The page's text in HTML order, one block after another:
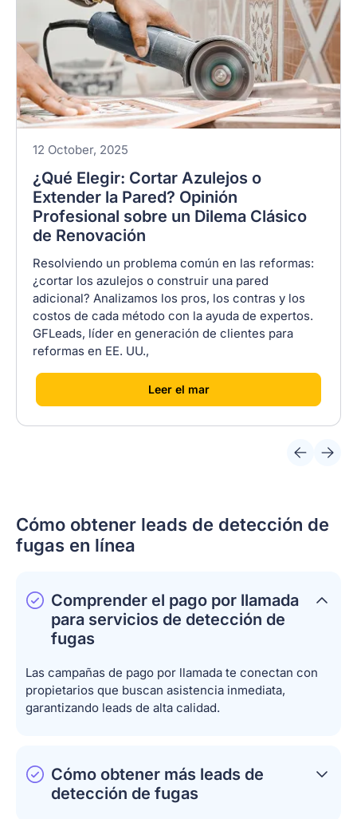
12 October, 2025
¿Qué Elegir: Cortar Azulejos o
Extender la Pared? Opinión
Profesional sobre un Dilema Clásico
de Renovación
Resolviendo un problema común en las reformas:
¿cortar los azulejos o construir una pared
adicional? Analizamos los pros, los contras y los
costos de cada método con la ayuda de expertos.
GFLeads, líder en generación de clientes para
reformas en EE. UU.,
[Leer el mar]
Cómo obtener leads de detección de
fugas en línea
Comprender el pago por llamada
para servicios de detección de
fugas
Las campañas de pago por llamada te conectan con
propietarios que buscan asistencia inmediata,
garantizando leads de alta calidad.
Cómo obtener más leads de
detección de fugas